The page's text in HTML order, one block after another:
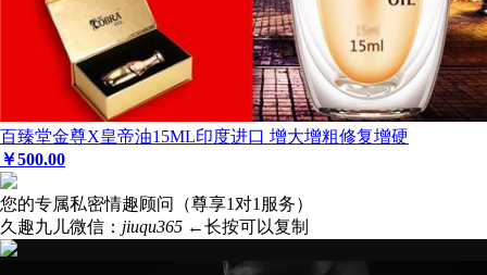
百臻堂金尊X皇帝油15ML印度进口 增大增粗修复增硬
￥500.00
您的专属私密情趣顾问（尊享1对1服务）
久趣九儿微信： jiuqu365 ←长按可以复制